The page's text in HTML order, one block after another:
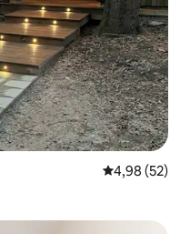
4,98 de uma
4,98 (52)